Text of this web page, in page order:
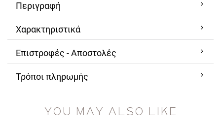
Περιγραφή
Χαρακτηριστικά
Επιστροφές - Αποστολές
Τρόποι πληρωμής
YOU MAY ALSO LIKE